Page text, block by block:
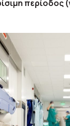
περίοδος